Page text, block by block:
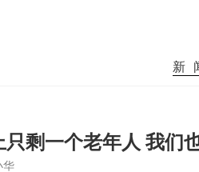
新
剩一个老年人 我们
华